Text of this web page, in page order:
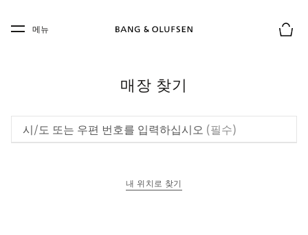
Skip to main footer
메뉴
매장 찾기
시/도 또는 우편 번호를 입력하십시오 (필수)
내 위치로 찾기